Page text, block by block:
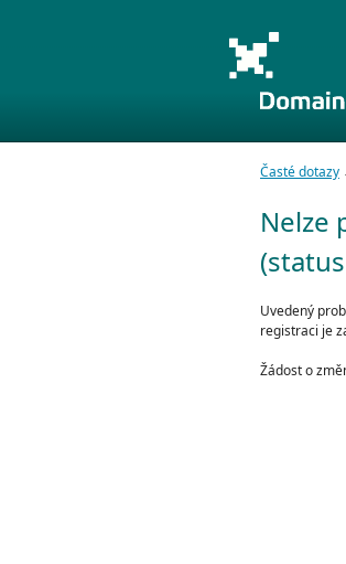
Časté dotazy
Nelze
Uvedený
registraci je
Žádost o